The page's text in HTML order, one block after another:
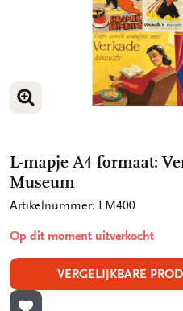
VERGROOT AFBEELDING
L-mapje A4 formaat:
Museum
Artikelnummer: LM400
Op dit moment uitverkocht
VERGELIJKBARE